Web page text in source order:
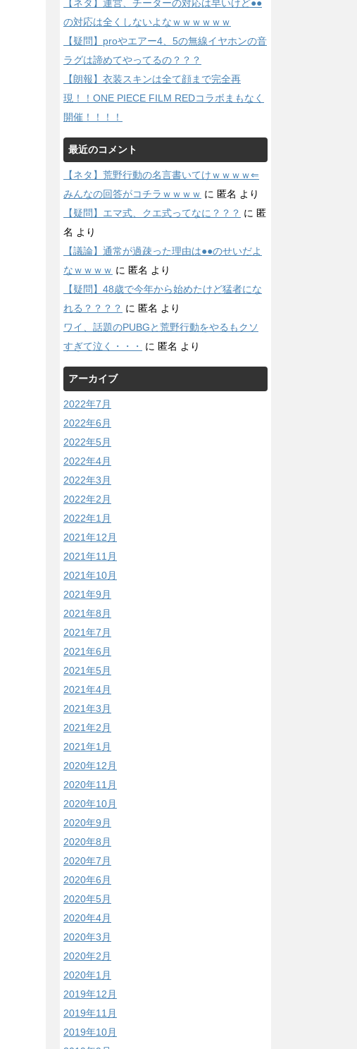
【ネタ】運営、チーターの対応は早いけど●●
の対応は全くしないよなｗｗｗｗｗｗ
【疑問】proやエアー4、5の無線イヤホンの音
ラグは諦めてやってるの？？？
【朗報】衣装スキンは全て顔まで完全再
現！！ONE PIECE FILM REDコラボまもなく
開催！！！！
最近のコメント
【ネタ】荒野行動の名言書いてけｗｗｗｗ⇐
みんなの回答がコチラｗｗｗｗ に 匿名 より
【疑問】エマ式、クエ式ってなに？？？ に 匿
名 より
【議論】通常が過疎った理由は●●のせいだよ
なｗｗｗｗ に 匿名 より
【疑問】48歳で今年から始めたけど猛者にな
れる？？？？ に 匿名 より
ワイ、話題のPUBGと荒野行動をやるもクソ
すぎて泣く・・・
に 匿名 より
アーカイブ
2022年7月
2022年6月
2022年5月
2022年4月
2022年3月
2022年2月
2022年1月
2021年12月
2021年11月
2021年10月
2021年9月
2021年8月
2021年7月
2021年6月
2021年5月
2021年4月
2021年3月
2021年2月
2021年1月
2020年12月
2020年11月
2020年10月
2020年9月
2020年8月
2020年7月
2020年6月
2020年5月
2020年4月
2020年3月
2020年2月
2020年1月
2019年12月
2019年11月
2019年10月